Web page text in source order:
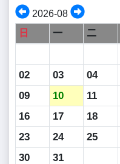
2026-08
日
一 二
02
03 04
09
10 11
16
17 18
23
24 25
30
31